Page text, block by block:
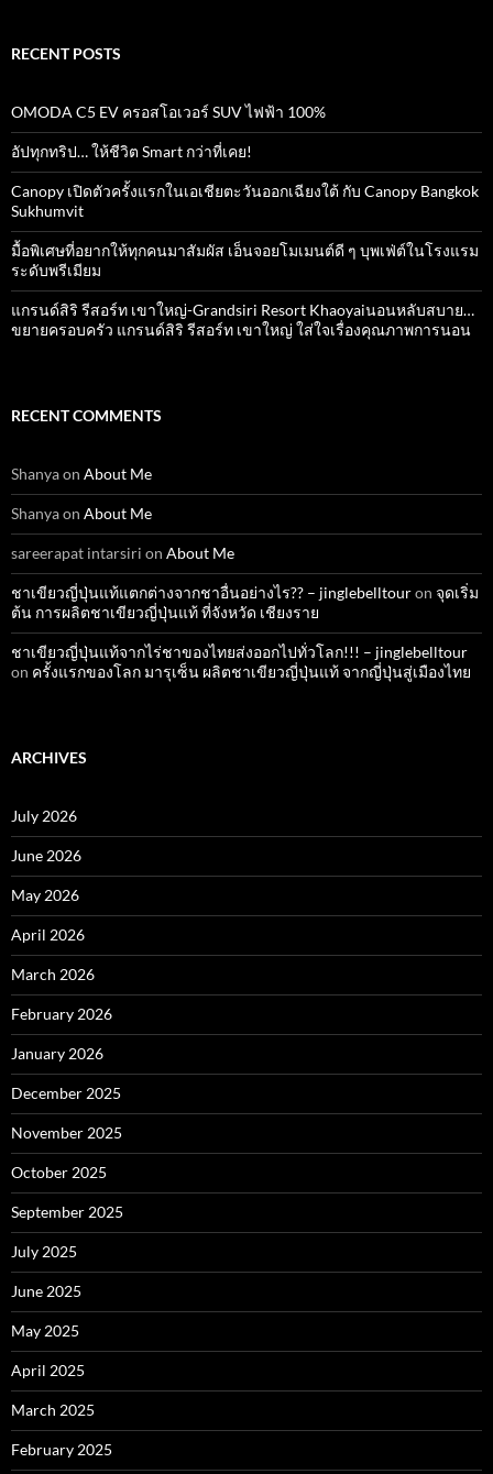
RECENT POSTS
OMODA C5 EV ครอสโอเวอร์ SUV ไฟฟ้า 100%
อัปทุกทริป… ให้ชีวิต Smart กว่าที่เคย!
Canopy เปิดตัวครั้งแรกในเอเชียตะวันออกเฉียงใต้ กับ Canopy Bangkok
Sukhumvit
มื้อพิเศษที่อยากให้ทุกคนมาสัมผัส เอ็นจอยโมเมนต์ดี ๆ บุพเฟ่ต์ในโรงแรม
ระดับพรีเมียม
แกรนด์สิริ​ รีสอร์ท​ เขาใหญ่​-Grandsiri​ Resort​ Khaoyaiนอนหลับสบาย…
ขยายครอบครัว แกรนด์สิริ รีสอร์ท เขาใหญ่ ใส่ใจเรื่องคุณภาพการนอน
RECENT COMMENTS
Shanyaon About Me
Shanyaon About Me
sareerapat intarsiri on About Me
ชาเขียวญี่ปุ่นแท้แตกต่างจากชาอื่นอย่างไร?? – jinglebelltouron จุดเริ่ม
ต้น การผลิตชาเขียวญี่ปุ่นแท้ ที่จังหวัด เชียงราย
ชาเขียวญี่ปุ่นแท้จากไร่ชาของไทยส่งออกไปทั่วโลก!!! – jinglebelltour
on ครั้งแรกของโลก มารุเซ็น ผลิตชาเขียวญี่ปุ่นแท้ จากญี่ปุ่นสู่เมืองไทย
ARCHIVES
July 2026
June 2026
May 2026
April 2026
March 2026
February 2026
January 2026
December 2025
November 2025
October 2025
September 2025
July 2025
June 2025
May 2025
April 2025
March 2025
February 2025